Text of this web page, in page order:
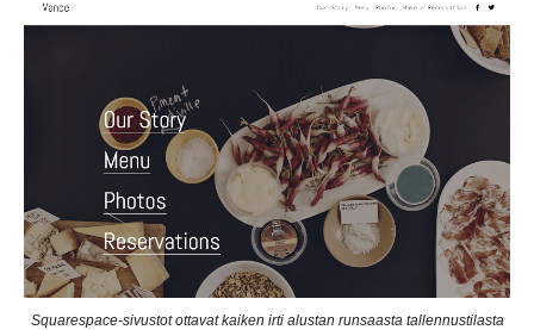
Squarespace-sivustot ottavat kaiken irti alustan runsaasta tallennustilasta